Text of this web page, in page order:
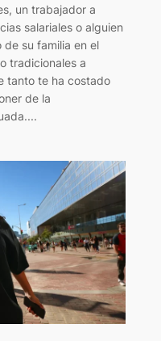
un trabajador a
salariales o alguien
su familia en el
tradicionales a
tanto te ha costado
de la